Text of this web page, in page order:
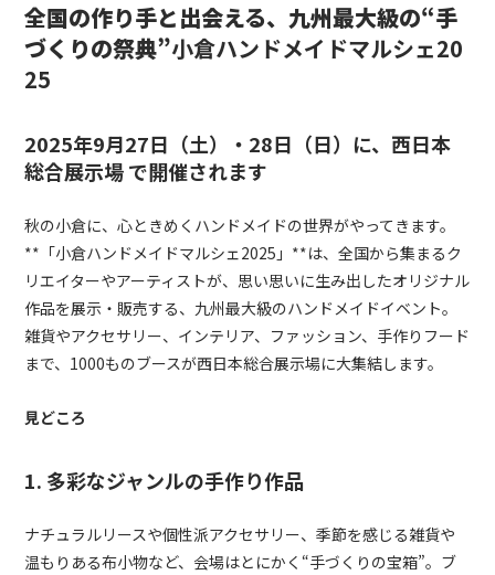
全国の作り手と出会える、九州最大級の“手
づくりの祭典”小倉ハンドメイドマルシェ20
25
2025年9月27日（土）・28日（日）に、西日本
総合展示場 で開催されます
秋の小倉に、心ときめくハンドメイドの世界がやってきます。
**「小倉ハンドメイドマルシェ2025」**は、全国から集まるク
リエイターやアーティストが、思い思いに生み出したオリジナル
作品を展示・販売する、九州最大級のハンドメイドイベント。
雑貨やアクセサリー、インテリア、ファッション、手作りフード
まで、1000ものブースが西日本総合展示場に大集結します。
見どころ
1. 多彩なジャンルの手作り作品
ナチュラルリースや個性派アクセサリー、季節を感じる雑貨や
温もりある布小物など、会場はとにかく“手づくりの宝箱”。ブ